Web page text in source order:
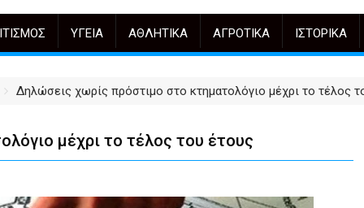
ΥΓΕΊΑ ΑΘΛΗΤΙΚΆ ΑΓΡΟΤΙΚΆ ΙΣΤΟΡΙΚΆ
Δηλώσεις χωρίς πρόστιμο στο κτηματολόγιο μέχρι το τέλος
μέχρι το τέλος του έτους